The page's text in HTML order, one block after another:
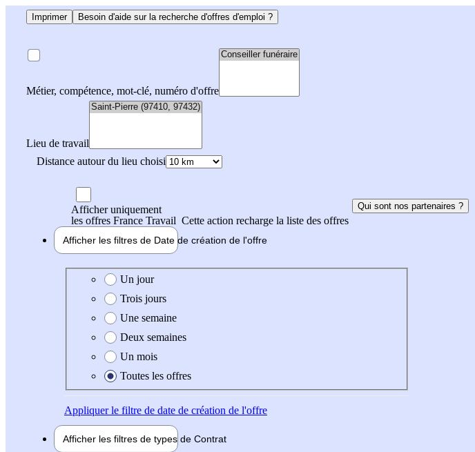
Imprimer Besoin d'aide sur la recherche d'offres d'emploi ?
Métier, compétence, mot-clé, numéro d'offre
Lieu de travail
Distance autour du lieu choisi
Afficher uniquement
les offres France Travail Cette action recharge la liste des offres
Qui sont nos partenaires ?
Afficher les filtres de Date de création de l'offre
Date de création de l'offre
Un jour
Trois jours
Une semaine
Deux semaines
Un mois
Toutes les offres
Appliquerle filtre de date de création de l'offre
Afficher les filtres de types de Contrat